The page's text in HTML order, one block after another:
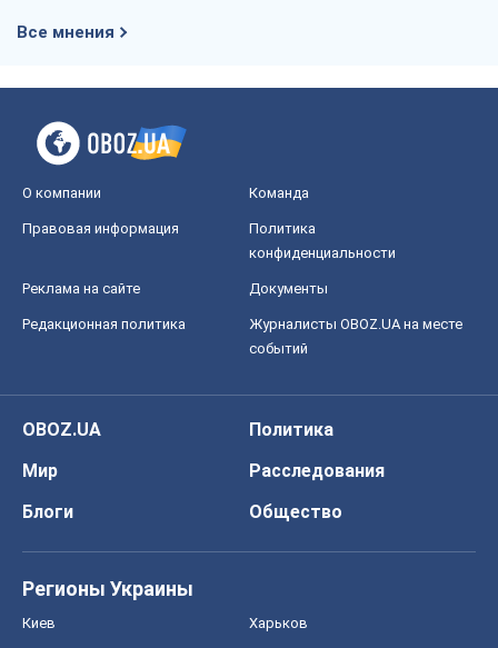
Все мнения
О компании Команда
Правовая информация
Политика
конфиденциальности
Реклама на сайте Документы
Редакционная политика
Журналисты OBOZ.UA на месте
событий
OBOZ.UA
Политика
Мир
Расследования
Блоги
Общество
Регионы Украины
Киев Харьков